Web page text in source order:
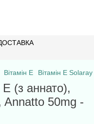
Вітамін E Вітамін E Solaray
Е (з аннато),
Annatto 50mg -